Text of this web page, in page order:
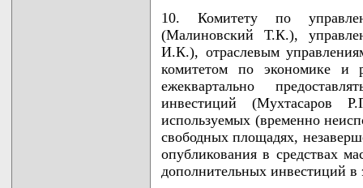
10. Комитету по
(Малиновский Т.К.),
И.К.), отраслевым
комитетом по экономике
ежеквартально
инвестиций (Мухтасаров
используемых (временно
свободных площадях,
опубликования в средствах
дополнительных инвестиций в